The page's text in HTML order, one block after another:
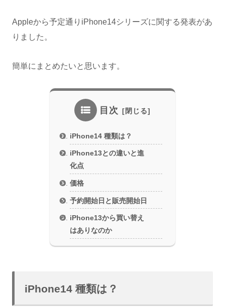
Appleから予定通りiPhone14シリーズに関する発表があ
りました。
簡単にまとめたいと思います。
目次
iPhone14 種類は？
iPhone13との違いと進
化点
価格
予約開始日と販売開始日
iPhone13から買い替え
はありなのか
iPhone14 種類は？